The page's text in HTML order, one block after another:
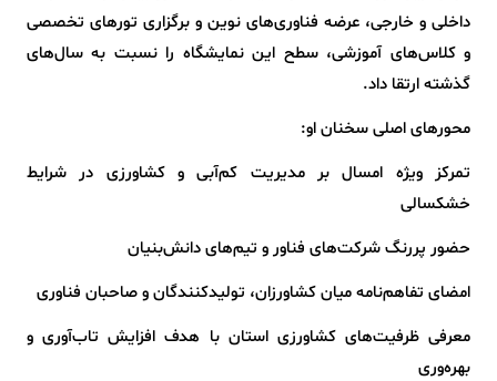
داخلی و خارجی، عرضه فناوری‌های نوین و برگزاری تورهای تخصصی
و کلاس‌های آموزشی، سطح این نمایشگاه را نسبت به سال‌های
گذشته ارتقا داد.
محورهای اصلی سخنان او:
تمرکز ویژه امسال بر مدیریت کم‌آبی و کشاورزی در شرایط
خشکسالی
حضور پررنگ شرکت‌های فناور و تیم‌های دانش‌بنیان
امضای تفاهم‌نامه میان کشاورزان، تولیدکنندگان و صاحبان فناوری
معرفی ظرفیت‌های کشاورزی استان با هدف افزایش تاب‌آوری و
بهره‌وری